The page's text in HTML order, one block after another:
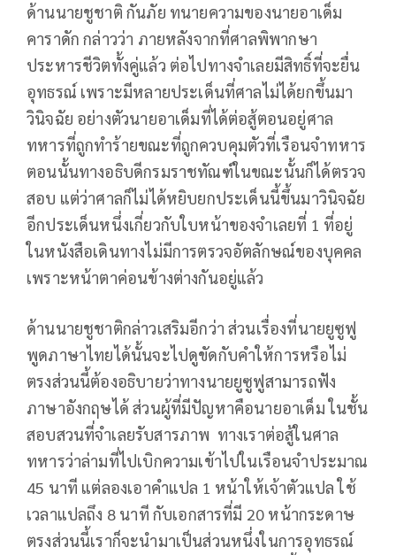
ด้านนายชูชาติ กันภัย ทนายความของนายอาเด็ม
คาราดัก กล่าวว่า ภายหลังจากที่ศาลพิพากษา
ประหารชีวิตทั้งคู่แล้ว ต่อไปทางจำเลยมีสิทธิ์ที่จะยื่น
อุทธรณ์ เพราะมีหลายประเด็นที่ศาลไม่ได้ยกขึ้นมา
วินิจฉัย อย่างตัวนายอาเด็มที่ได้ต่อสู้ตอนอยู่ศาล
ทหารที่ถูกทำร้ายขณะที่ถูกควบคุมตัวที่เรือนจำทหาร
ตอนนั้นทางอธิบดีกรมราชทัณฑ์ในขณะนั้นก็ได้ตรวจ
สอบ แต่ว่าศาลก็ไม่ได้หยิบยกประเด็นนี้ขึ้นมาวินิจฉัย
อีกประเด็นหนึ่งเกี่ยวกับใบหน้าของจำเลยที่ 1 ที่อยู่
ในหนังสือเดินทางไม่มีการตรวจอัตลักษณ์ของบุคคล
เพราะหน้าตาค่อนข้างต่างกันอยู่แล้ว
ด้านนายชูชาติกล่าวเสริมอีกว่า ส่วนเรื่องที่นายยูซูฟู
พูดภาษาไทยได้นั้นจะไปดูขัดกับคำให้การหรือไม่
ตรงส่วนนี้ต้องอธิบายว่าทางนายยูซูฟูสามารถฟัง
ภาษาอังกฤษได้ ส่วนผู้ที่มีปัญหาคือนายอาเด็ม ในชั้น
สอบสวนที่จำเลยรับสารภาพ ทางเราต่อสู้ในศาล
ทหารว่าล่ามที่ไปเบิกความเข้าไปในเรือนจำประมาณ
45 นาที แต่ลองเอาคำแปล 1 หน้าให้เจ้าตัวแปล ใช้
เวลาแปลถึง 8 นาที กับเอกสารที่มี 20 หน้ากระดาษ
ตรงส่วนนี้เราก็จะนำมาเป็นส่วนหนึ่งในการอุทธรณ์